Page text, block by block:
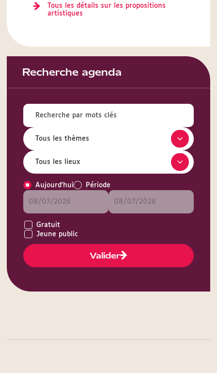
Tous les détails sur les propositions
artistiques
Recherche agenda
Aujourd'hui Période
Gratuit
Jeune public
Valider